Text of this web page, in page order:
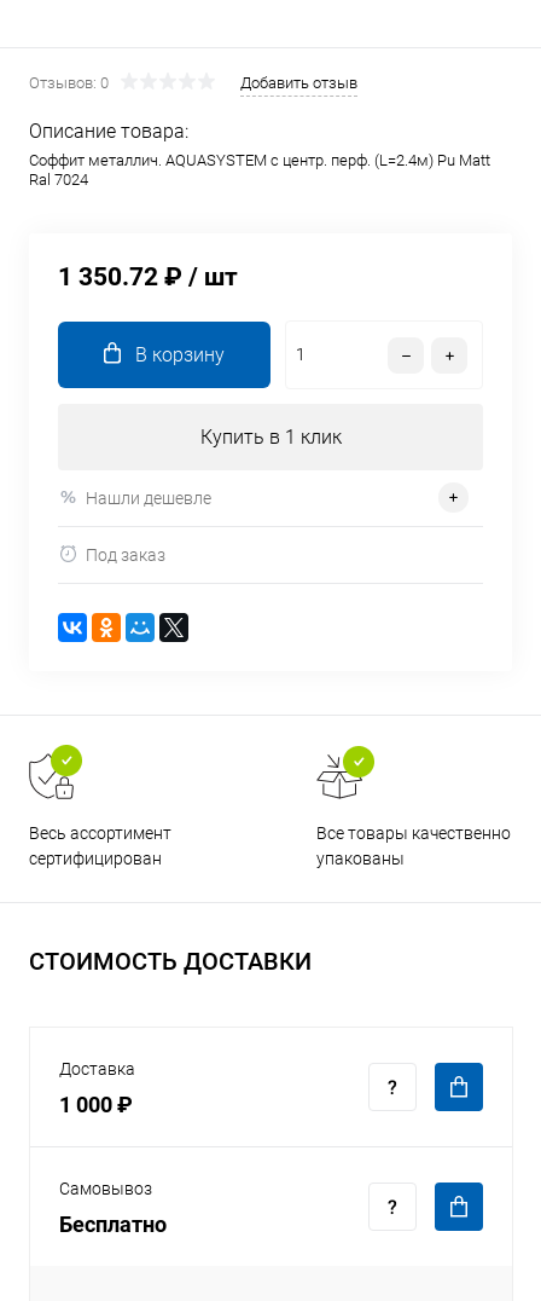
Отзывов: 0 Добавить отзыв
Описание товара:
Соффит металлич. AQUASYSTEM c центр. перф. (L=2.4м) Pu Matt
Ral 7024
1 350.72 ₽ / шт
В корзину
Купить в 1 клик
Нашли дешевле
Под заказ
Весь ассортимент
сертифицирован
Все товары качественно
упакованы
СТОИМОСТЬ ДОСТАВКИ
Доставка
1 000 ₽
Самовывоз
Бесплатно